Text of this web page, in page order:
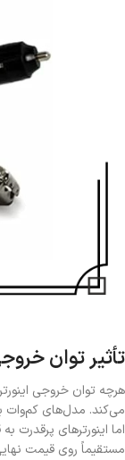
تأثیر توان
هرچه توان خروجی
می‌کند. مدل‌های کم‌وات
اما اینورترهای پرقدرت
مستقیماً روی قیمت